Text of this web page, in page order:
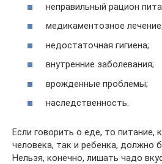
неправильный рацион
медикаментозное лечение;
недостаточная гигиена;
внутренние заболевания;
врожденные проблемы;
наследственность.
Если говорить о еде, то питание,
человека, так и ребенка, должно
Нельзя, конечно, лишать чадо